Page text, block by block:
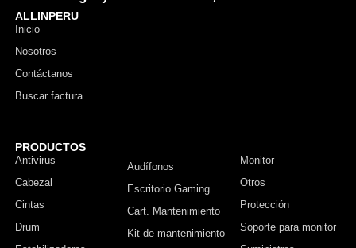
ALLINPERU
Inicio
Nosotros
Contáctanos
Buscar factura
PRODUCTOS
Antivirus
Cabezal
Cintas
Drum
Audífonos
Escritorio Gaming
Cart. Mantenimiento
Kit de mantenimiento
Monitor
Otros
Protección
Soporte para monitor